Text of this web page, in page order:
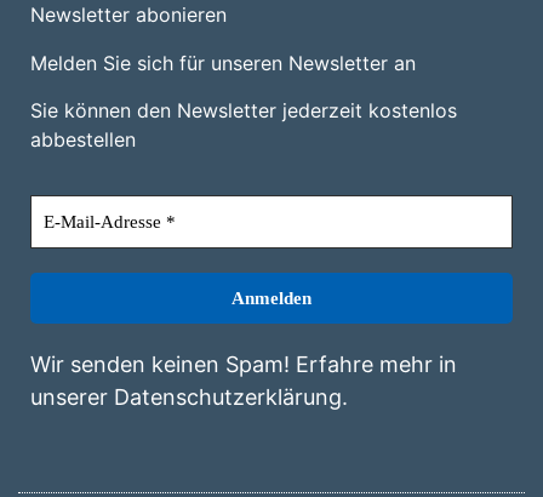
Newsletter abonieren
Melden Sie sich für unseren Newsletter an
Sie können den Newsletter jederzeit kostenlos
abbestellen
Wir senden keinen Spam! Erfahre mehr in
unserer Datenschutzerklärung.